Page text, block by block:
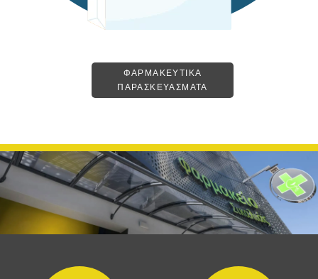
ΦΑΡΜΑΚΕΥΤΙΚΑ
ΠΑΡΑΣΚΕΥΑΣΜΑΤΑ